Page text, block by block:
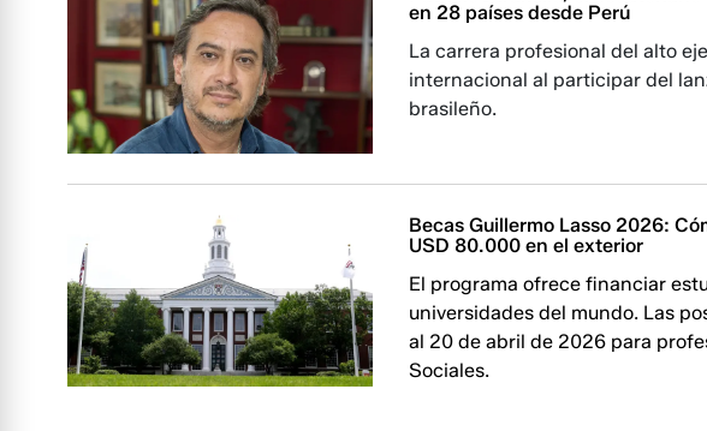
en 28 países desde Perú
La carrera profesional del alto
internacional al participar del
brasileño.
Becas Guillermo Lasso 2026:
USD 80.000 en el exterior
El programa ofrece financiar
universidades del mundo. Las
al 20 de abril de 2026 para
Sociales.